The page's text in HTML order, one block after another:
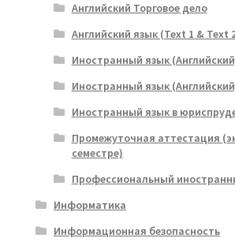
Английский Торговое дело
Английский язык (Text 1 & Text
Иностранный язык
Иностранный язык
Иностранный язык в
Промежуточная аттестация
семестре)
Профессиональный
Информатика
Информационная безопасность